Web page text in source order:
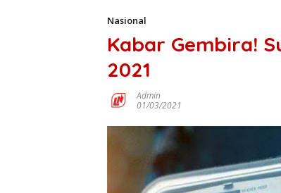
Nasional
Kabar Gembira!
2021
Admin
01/03/2021